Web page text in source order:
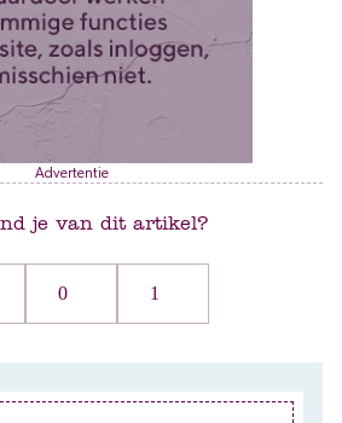
Advertentie
je van dit artikel?
0 1